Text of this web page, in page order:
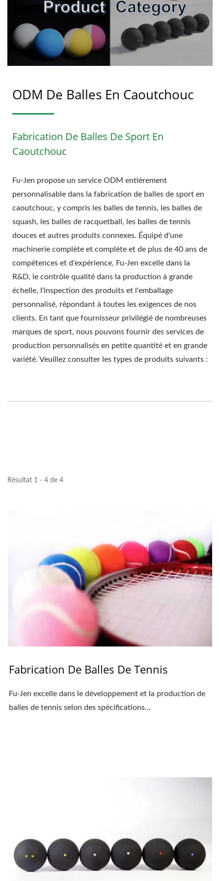
ODM De Balles En Caoutchouc
Fabrication De Balles De Sport En
Caoutchouc
Fu-Jen propose un service ODM entièrement
personnalisable dans la fabrication de balles de sport en
caoutchouc, y compris les balles de tennis, les balles de
squash, les balles de racquetball, les balles de tennis
douces et autres produits connexes. Équipé d'une
machinerie complète et complète et de plus de 40 ans de
compétences et d'expérience, Fu-Jen excelle dans la
R&D, le contrôle qualité dans la production à grande
échelle, l'inspection des produits et l'emballage
personnalisé, répondant à toutes les exigences de nos
clients. En tant que fournisseur privilégié de nombreuses
marques de sport, nous pouvons fournir des services de
production personnalisés en petite quantité et en grande
variété. Veuillez consulter les types de produits suivants :
Résultat 1 - 4 de 4
Fabrication De Balles De Tennis
Fu-Jen excelle dans le développement et la production de
balles de tennis selon des spécifications...